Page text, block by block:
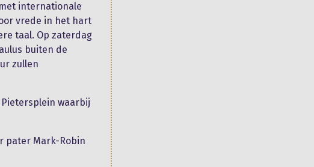
internationale
vrede in het hart
taal. Op zaterdag
buiten de
zullen
waarbij
pater Mark-Robin